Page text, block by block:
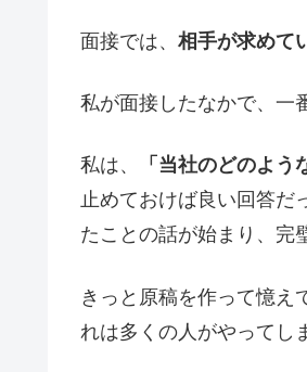
面接では、 相手が求めて
私が面接したなかで、一
私は、 「当社のどのよう
止めておけば良い回答だ
たことの話が始まり、完
きっと原稿を作って憶え
れは多くの人がやってし